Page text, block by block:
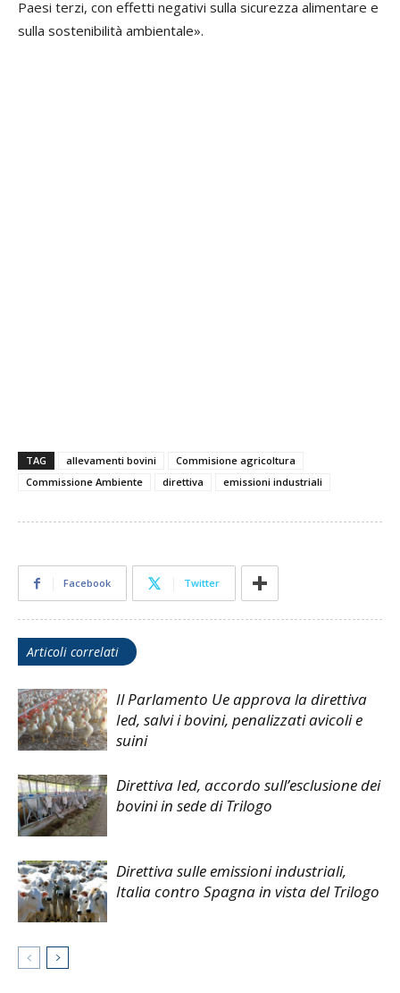
Paesi terzi, con effetti negativi sulla sicurezza alimentare e
sulla sostenibilità ambientale».
TAG allevamenti bovini
Commisione agricoltura
Commissione Ambiente
direttiva emissioni industriali
Facebook Twitter
Articoli correlati
Il Parlamento Ue approva la direttiva
Ied, salvi i bovini, penalizzati avicoli e
suini
Direttiva Ied, accordo sull’esclusione dei
bovini in sede di Trilogo
Direttiva sulle emissioni industriali,
Italia contro Spagna in vista del Trilogo